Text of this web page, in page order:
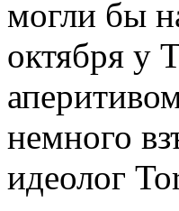
могли бы
октября у
немного
идеолог